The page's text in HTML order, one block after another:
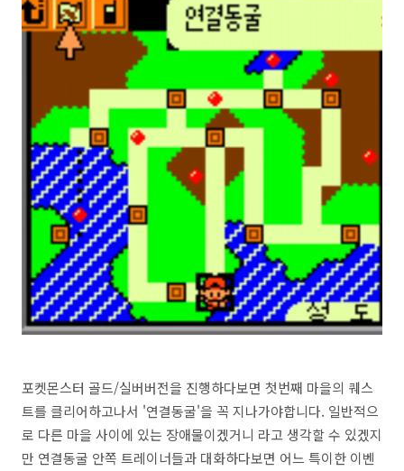
포켓몬스터 골드/실버버전을 진행하다보면 첫번째 마을의 퀘스
트를 클리어하고나서 '연결동굴'을 꼭 지나가야합니다. 일반적으
로 다른 마을 사이에 있는 장애물이겠거니 라고 생각할 수 있겠지
만 연결동굴 안쪽 트레이너들과 대화하다보면 어느 특이한 이벤